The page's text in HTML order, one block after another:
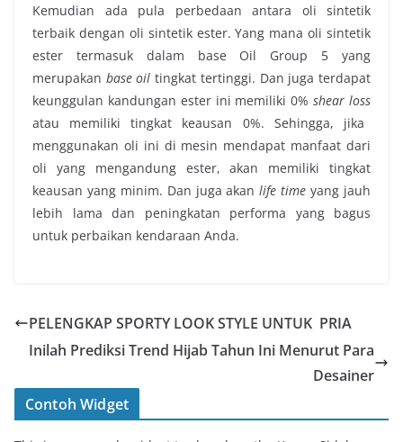
Kemudian ada pula perbedaan antara oli sintetik
terbaik dengan oli sintetik ester. Yang mana oli sintetik
ester termasuk dalam base Oil Group 5 yang
merupakan base oil tingkat tertinggi. Dan juga terdapat
keunggulan kandungan ester ini memiliki 0%shear loss
atau memiliki tingkat keausan 0%. Sehingga, jika
menggunakan oli ini di mesin mendapat manfaat dari
oli yang mengandung ester, akan memiliki tingkat
keausan yang minim. Dan juga akanlife time yang jauh
lebih lama dan peningkatan performa yang bagus
untuk perbaikan kendaraan Anda.
PELENGKAP SPORTY LOOK STYLE UNTUK PRIA
Inilah Prediksi Trend Hijab Tahun Ini Menurut Para
Desainer
Contoh Widget